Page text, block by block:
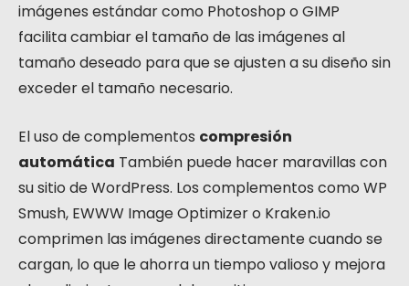
imágenes estándar como Photoshop o GIMP
facilita cambiar el tamaño de las imágenes al
tamaño deseado para que se ajusten a su diseño sin
exceder el tamaño necesario.
El uso de complementos compresión
automática También puede hacer maravillas con
su sitio de WordPress. Los complementos como WP
Smush, EWWW Image Optimizer o Kraken.io
comprimen las imágenes directamente cuando se
cargan, lo que le ahorra un tiempo valioso y mejora